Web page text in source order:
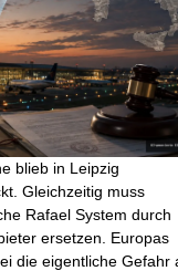
blieb in Leipzig
Gleichzeitig muss
Rafael System durch
ersetzen. Europas
die eigentliche Gefahr